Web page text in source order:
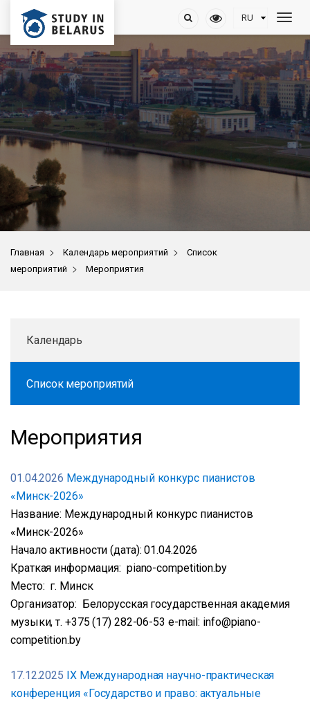
Главная > Календарь мероприятий >
Список
мероприятий > Мероприятия
Календарь
Список мероприятий
Мероприятия
01.04.2026 Международный конкурс пианистов
«Минск-2026»
Название: Международный конкурс пианистов
«Минск-2026»
Начало активности (дата): 01.04.2026
Краткая информация: piano-competition.by
Место: г. Минск
Организатор: Белорусская государственная академия
музыки, т. +375 (17) 282-06-53 e-mail: info@piano-
competition.by
17.12.2025 IX Международная научно-практическая
конференция «Государство и право: актуальные